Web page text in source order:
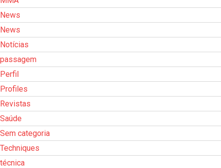
News
News
Notícias
passagem
Perfil
Profiles
Revistas
Saúde
Sem categoria
Techniques
técnica